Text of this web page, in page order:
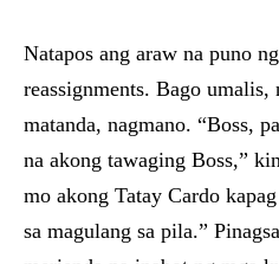
Natapos ang araw na puno
reassignments. Bago
matanda, nagmano. “Boss,
na akong tawaging Boss,”
mo akong Tatay Cardo
sa magulang sa pila.”